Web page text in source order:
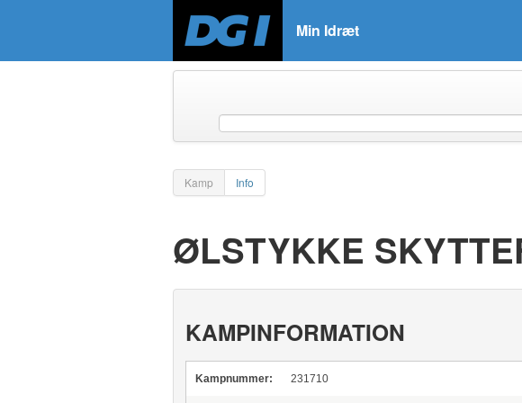
Min Idræt
Kamp Info
ØLSTYKKE
KAMPINFORMATION
Kampnummer: 231710